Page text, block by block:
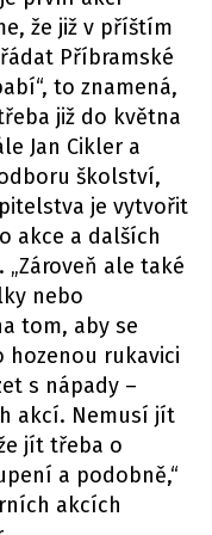
že již v příštím
Příbramské
to znamená,
již do května
Jan Cikler a
školství,
je vytvořit
akce a dalších
ale také
nebo
tom, aby se
rukavici
s nápady –
akcí. Nemusí jít
jít třeba o
a podobně,“
akcích